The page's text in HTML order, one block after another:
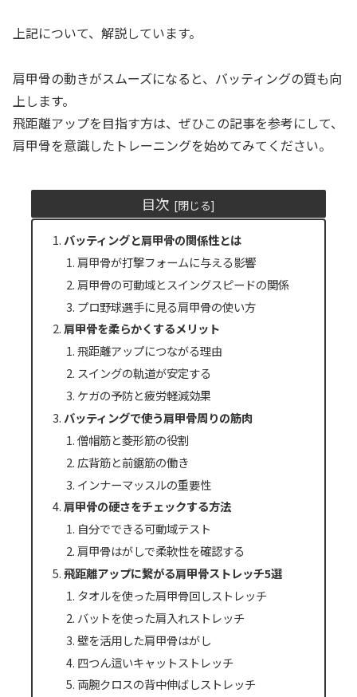
上記について、解説しています。
肩甲骨の動きがスムーズになると、バッティングの質も向
上します。
飛距離アップを目指す方は、ぜひこの記事を参考にして、
肩甲骨を意識したトレーニングを始めてみてください。
目次
バッティングと肩甲骨の関係性とは
肩甲骨が打撃フォームに与える影響
肩甲骨の可動域とスイングスピードの関係
プロ野球選手に見る肩甲骨の使い方
肩甲骨を柔らかくするメリット
飛距離アップにつながる理由
スイングの軌道が安定する
ケガの予防と疲労軽減効果
バッティングで使う肩甲骨周りの筋肉
僧帽筋と菱形筋の役割
広背筋と前鋸筋の働き
インナーマッスルの重要性
肩甲骨の硬さをチェックする方法
自分でできる可動域テスト
肩甲骨はがしで柔軟性を確認する
飛距離アップに繋がる肩甲骨ストレッチ5選
タオルを使った肩甲骨回しストレッチ
バットを使った肩入れストレッチ
壁を活用した肩甲骨はがし
四つん這いキャットストレッチ
両腕クロスの背中伸ばしストレッチ